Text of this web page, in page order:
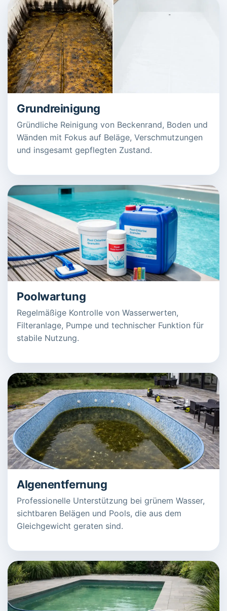
Grundreinigung
Gründliche Reinigung von Beckenrand, Boden und
Wänden mit Fokus auf Beläge, Verschmutzungen
und insgesamt gepflegten Zustand.
Poolwartung
Regelmäßige Kontrolle von Wasserwerten,
Filteranlage, Pumpe und technischer Funktion für
stabile Nutzung.
Algenentfernung
Professionelle Unterstützung bei grünem Wasser,
sichtbaren Belägen und Pools, die aus dem
Gleichgewicht geraten sind.